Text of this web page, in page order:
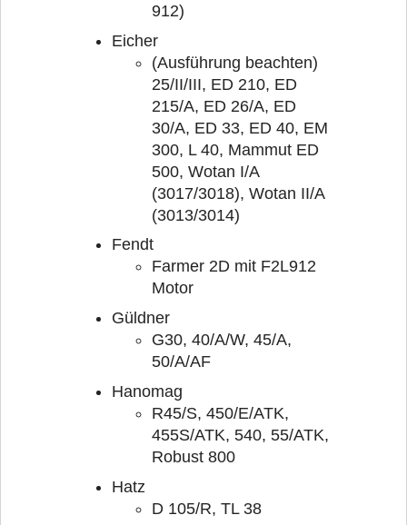
912)
Eicher
(Ausführung beachten)
25/II/III, ED 210, ED
215/A, ED 26/A, ED
30/A, ED 33, ED 40, EM
300, L 40, Mammut ED
500, Wotan I/A
(3017/3018), Wotan II/A
(3013/3014)
Fendt
Farmer 2D mit F2L912
Motor
Güldner
G30, 40/A/W, 45/A,
50/A/AF
Hanomag
R45/S, 450/E/ATK,
455S/ATK, 540, 55/ATK,
Robust 800
Hatz
D 105/R, TL 38